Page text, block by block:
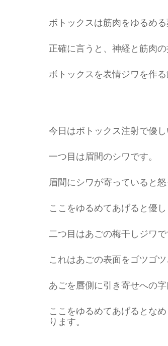
ボトックスは筋肉をゆるめる
正確に言うと、神経と筋肉
ボトックスを表情ジワを作
今日はボトックス注射で優
一つ目は眉間のシワです。
眉間にシワが寄っていると
ここをゆるめてあげると優
二つ目はあごの梅干しジワで
これはあごの表面をゴツゴ
あごを唇側に引き寄せへの
ここをゆるめてあげるとな
ります。